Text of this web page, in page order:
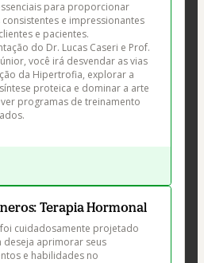
para proporcionar
e impressionantes
e pacientes.
do Dr. Lucas Caseri e Prof.
você irá desvendar as vias
da Hipertrofia, explorar a
proteica e dominar a arte
programas de treinamento
Terapia Hormonal
foi cuidadosamente projetado
deseja aprimorar seus
e habilidades no